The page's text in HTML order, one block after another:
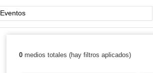
Palabra o frase:
Resultados de: Eventos
0medios totales (hay filtros aplicados)